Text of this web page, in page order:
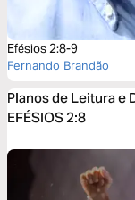
Efésios 2:8-9
Fernando Brandão
Planos de Leitura e
EFÉSIOS 2:8